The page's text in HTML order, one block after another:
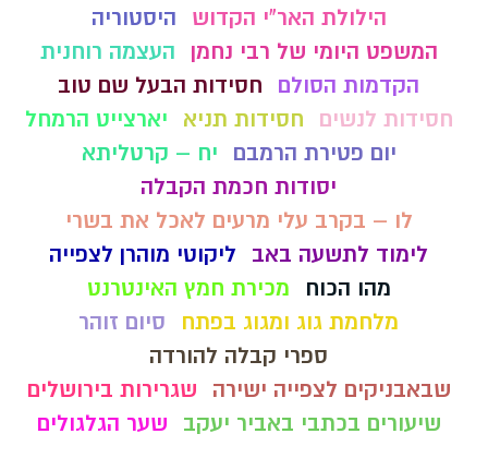
הילולת האר"י הקדוש
היסטוריה
המשפט היומי של רבי נחמן
העצמה רוחנית
הקדמות הסולם
חסידות הבעל שם טוב
חסידות לנשים
חסידות תניא
יארצייט הרמחל
יום פטירת הרמבם
יח – קרטליתא
יסודות חכמת הקבלה
לו – בקרב עלי מרעים לאכל את בשרי
לימוד לתשעה באב ליקוטי מוהרן לצפייה
מהו הכוח
מכירת חמץ האינטרנט
מלחמת גוג ומגוג בפתח
סיום זוהר
ספרי קבלה להורדה
שבאבניקים לצפייה ישירה
שגרירות בירושלים
שיעורים בכתבי באביר יעקב
שער הגלגולים